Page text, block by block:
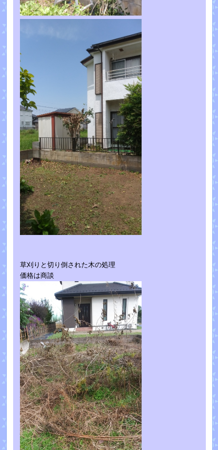
草刈りと切り倒された木の処理
価格は商談